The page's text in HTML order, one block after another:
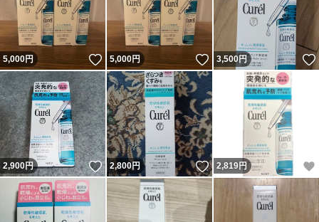
5,000円 いいね！
5,000円 いいね！
3,500円
2,900円 いいね！
2,800円 いいね！
2,819円